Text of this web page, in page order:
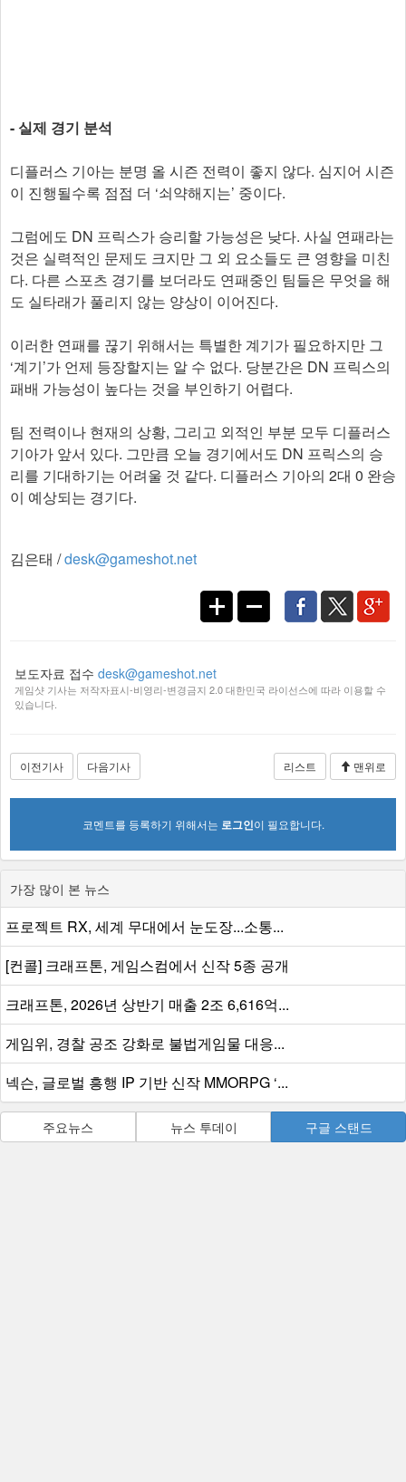
- 실제 경기 분석
디플러스 기아는 분명 올 시즌 전력이 좋지 않다. 심지어 시즌
이 진행될수록 점점 더 ‘쇠약해지는’ 중이다.
그럼에도 DN 프릭스가 승리할 가능성은 낮다. 사실 연패라는
것은 실력적인 문제도 크지만 그 외 요소들도 큰 영향을 미친
다. 다른 스포츠 경기를 보더라도 연패중인 팀들은 무엇을 해
도 실타래가 풀리지 않는 양상이 이어진다.
이러한 연패를 끊기 위해서는 특별한 계기가 필요하지만 그
‘계기’가 언제 등장할지는 알 수 없다. 당분간은 DN 프릭스의
패배 가능성이 높다는 것을 부인하기 어렵다.
팀 전력이나 현재의 상황, 그리고 외적인 부분 모두 디플러스
기아가 앞서 있다. 그만큼 오늘 경기에서도 DN 프릭스의 승
리를 기대하기는 어려울 것 같다. 디플러스 기아의 2대 0 완승
이 예상되는 경기다.
김은태 /desk@gameshot.net
보도자료 접수 desk@gameshot.net
게임샷 기사는 저작자표시-비영리-변경금지 2.0 대한민국 라이선스에 따라 이용할 수
있습니다.
이전기사 다음기사 리스트 맨위로
코멘트를 등록하기 위해서는 로그인이 필요합니다.
가장 많이 본 뉴스
프로젝트 RX, 세계 무대에서 눈도장...소통...
[컨콜] 크래프톤, 게임스컴에서 신작 5종 공개
크래프톤, 2026년 상반기 매출 2조 6,616억...
게임위, 경찰 공조 강화로 불법게임물 대응...
넥슨, 글로벌 흥행 IP 기반 신작 MMORPG ‘...
주요뉴스 뉴스 투데이 구글 스탠드